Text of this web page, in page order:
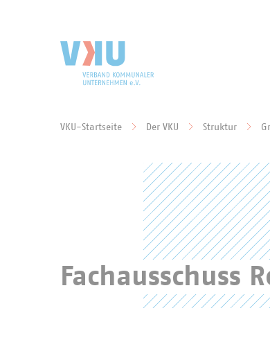
VKU-Startseite Der VKU Struktur
Fachausschuss